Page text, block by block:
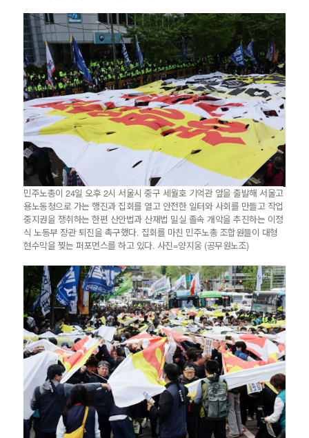
민주노총이 24일 오후 2시 서울시 중구 세월호 기억관 앞을 출발해 서울고
용노동청으로 가는 행진과 집회를 열고 안전한 일터와 사회를 만들고 작업
중지권을 쟁취하는 한편 산안법과 산재법 밀실 졸속 개악을 추진하는 이정
식 노동부 장관 퇴진을 촉구했다. 집회를 마친 민주노총 조합원들이 대형
현수막을 찢는 퍼포먼스를 하고 있다. 사진=양지웅 (공무원노조)